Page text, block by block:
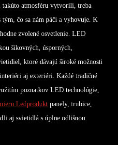
takúto atmosféru vytvorili, treba
čo sa nám páči a vyhovuje. K
zvolené osvetlenie.LED
šikovných, úsporných,
ktoré dávajú široké možnosti
aj exteriéri. Každé tradičné
poznatkov LED technológie,
Ledprodukt panely, trubice,
aj svietidlá s úplne odlišnou